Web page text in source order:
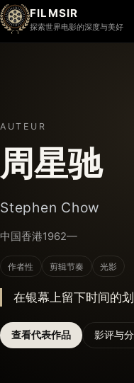
FILMSIR
探索世界电影的深度与美好
AUTEUR
周星驰
Stephen Chow
中国香港1962—
作者性 剪辑节奏 光影
在银幕上留下时间的
查看代表作品 影评与